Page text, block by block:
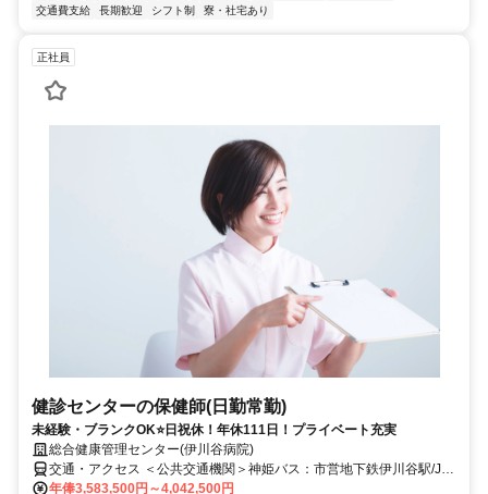
交通費支給
長期歓迎 シフト制 寮・社宅あり
正社員
健診センターの保健師(日勤常勤)
未経験・ブランクOK⭐日祝休！年休111日！プライベート充実
総合健康管理センター(伊川谷病院)
交通・アクセス ＜公共交通機関＞神姫バス：市営地下鉄伊川谷駅/JR
明石駅〜57系統『池上2丁目』下車すぐ。そのほか『上脇』下車〜徒
年俸3,583,500円～4,042,500円